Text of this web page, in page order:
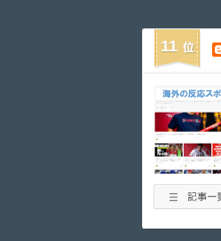
11